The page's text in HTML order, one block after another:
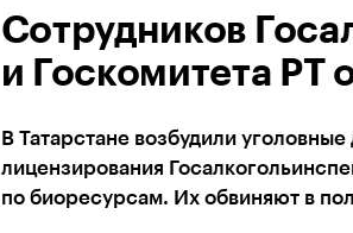
Сотрудников
и Госкомитета РТ
В Татарстане возбудили
лицензирования
по биоресурсам. Их обвиняют в